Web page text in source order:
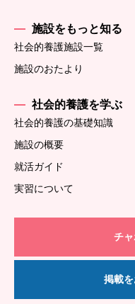
施設をもっと知る
社会的養護施設一覧
施設のおたより
社会的養護を学ぶ
社会的養護の基礎知識
施設の概要
就活ガイド
実習について
チ
掲載